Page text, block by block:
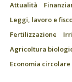
Attualità
Leggi, lavoro e
Fertilizzazione
Agricoltura
Economia circolare